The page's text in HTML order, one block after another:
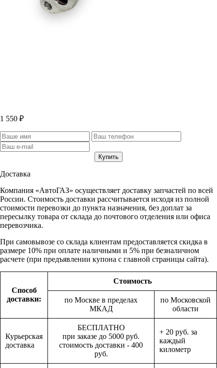
1 550 ₽
Доставка
Компания «АвтоГАЗ» осуществляет доставку запчастей по всей
России. Стоимость доставки рассчитывается исходя из полной
стоимости перевозки до пункта назначения, без доплат за
пересылку товара от склада до почтового отделения или офиса
перевозчика.
При самовывозе со склада клиентам предоставляется скидка в
размере 10% при оплате наличными и 5% при безналичном
расчете (при предъявлении купона с главной страницы сайта).
Способ
доставки:
Стоимость
по Москве в пределах
МКАД
по Московской
области
Курьерская
доставка
БЕСПЛАТНО
при заказе до 5000 руб.
стоимость доставки - 400
руб.
+ 20 руб. за
каждый
километр